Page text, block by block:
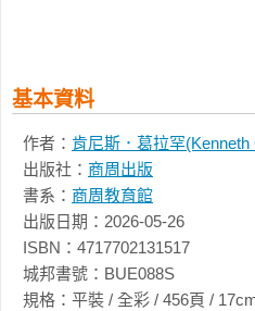
基本資料
作者： 肯尼斯．葛拉罕(Kenneth
出版社： 商周出版
書系： 商周教育館
出版日期：2026-05-26
ISBN：4717702131517
城邦書號：BUE088S
規格：平裝 / 全彩 / 456頁